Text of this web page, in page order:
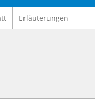
Erläuterungen
Bsp. Pfarrer*, findet
Logo